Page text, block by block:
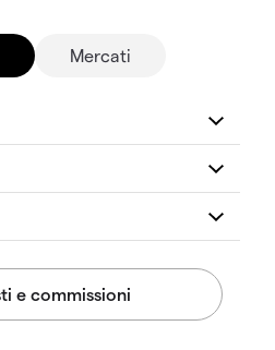
Mercati